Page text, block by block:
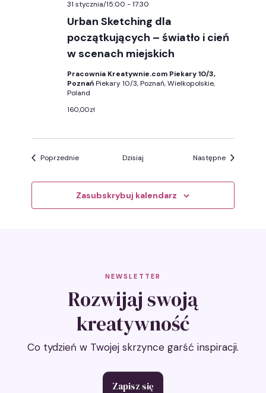
Urban Sketching dla
początkujących – światło i cień
w scenach miejskich
31 stycznia/15:00 -17:30
Pracownia Kreatywnie.com Piekary 10/3,
PoznańPiekary 10/3, Poznań, Wielkopolskie,
Poland
160,00zł
PoprzednieWydarzenia Dzisiaj NastępneWydarzenia
Zasubskrybuj kalendarz
NEWSLETTER
Rozwijaj swoją
kreatywność
Co tydzień w Twojej skrzynce garść inspiracji.
Zapisz się